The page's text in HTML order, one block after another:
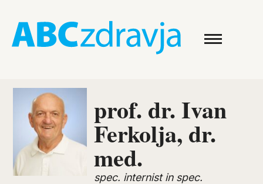
prof. dr. Ivan
Ferkolja, dr.
med.
spec. internist in spec.